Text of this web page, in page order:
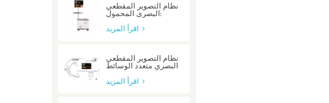
نظام التصوير المقطعي
البصري المحمول:
Mobile/Mobile-E
نظام التصوير المقطعي
البصري متعدد الوسائط
المتكامل: متكامل